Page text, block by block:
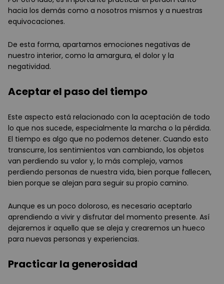
hacia los demás como a nosotros mismos y a nuestras
equivocaciones.
De esta forma, apartamos emociones negativas de
nuestro interior, como la amargura, el dolor y la
negatividad.
Aceptar el paso del tiempo
Este aspecto está relacionado con la aceptación de todo
lo que nos sucede, especialmente la marcha o la pérdida.
El tiempo es algo que no podemos detener. Cuando esto
transcurre, los sentimientos van cambiando, los objetos
van perdiendo su valor y, lo más complejo, vamos
perdiendo personas de nuestra vida, bien porque fallecen,
bien porque se alejan para seguir su propio camino.
Aunque es un poco doloroso, es necesario aceptarlo
aprendiendo a vivir y disfrutar del momento presente. Así
dejaremos ir aquello que se aleja y crearemos un hueco
para nuevas personas y experiencias.
Practicar la generosidad